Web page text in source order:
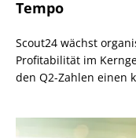
Tempo
Scout24 wächst
Profitabilität im
den Q2-Zahlen einen